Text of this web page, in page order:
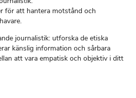
för att hantera motstånd och
journalistik: utforska de etiska
känslig information och sårbara
att vara empatisk och objektiv i ditt